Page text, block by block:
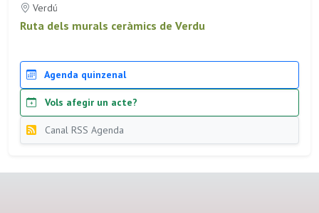
Verdú
Ruta dels murals ceràmics de Verdu
Agenda quinzenal
Vols afegir un acte?
Canal RSS Agenda